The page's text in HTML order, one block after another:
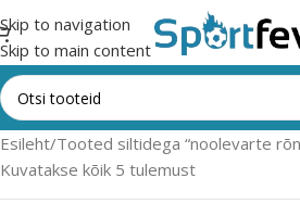
Skip to navigation
Skip to main content
Esileht Tooted siltidega “noolevarte
Kuvatakse kõik 5 tulemust